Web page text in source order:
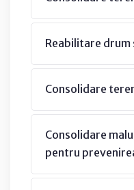
Reabilitare drum
Consolidare
Consolidare
pentru